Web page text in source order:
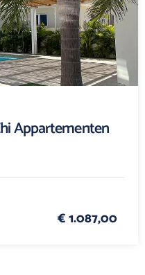
Appartementen
€ 1.087,00